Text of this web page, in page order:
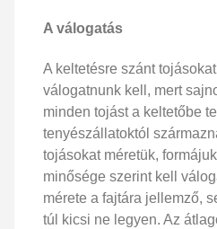
A válogatás
A keltetésre szánt
válogatnunk kell, mert
minden tojást a keltetőbe
tenyészállatoktól
tojásokat méretük,
minősége szerint kell
mérete a fajtára jellemző,
túl kicsi ne legyen. Az